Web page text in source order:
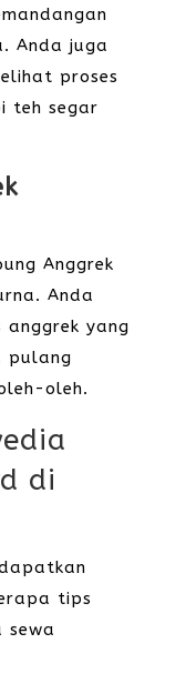
Anda juga
proses
teh segar
Anggrek
Anda
yang
pulang
oleh.
di
tips
sewa